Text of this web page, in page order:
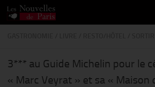
Skip to content
3*** au Guide Michelin pour le
« Marc Veyrat » et sa « Maison